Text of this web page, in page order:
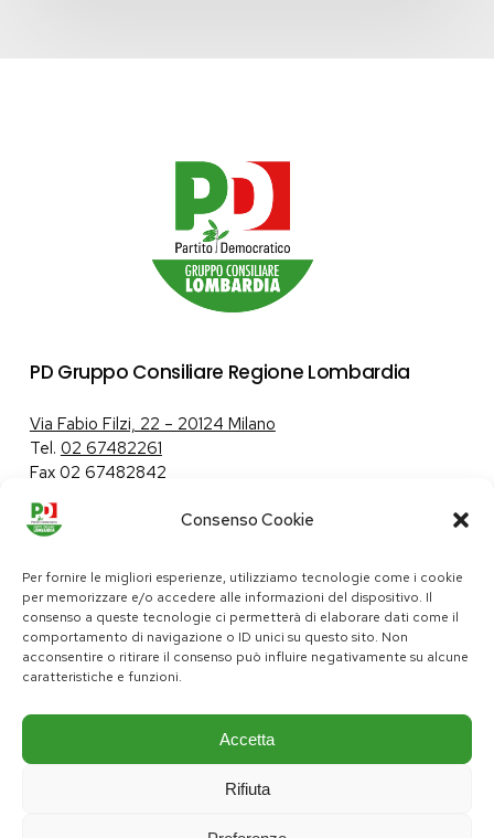
Consenso Cookie
Per fornire le migliori esperienze, utilizziamo tecnologie come i cookie
per memorizzare e/o accedere alle informazioni del dispositivo. Il
consenso a queste tecnologie ci permetterà di elaborare dati come il
comportamento di navigazione o ID unici su questo sito. Non
acconsentire o ritirare il consenso può influire negativamente su alcune
caratteristiche e funzioni.
Accetta
Rifiuta
PD Gruppo Consiliare Regione Lombardia
Via Fabio Filzi, 22 – 20124 Milano
Tel. 02 67482261
Fax 02 67482842
Tutela dei dati personali|Politica sui cookie
pd@consiglio.regione.lombardia.it
ufficiostampa.pd@consiglio.regione.lombardia.it
Pagine Facebook Gruppo Consiliare PD LombardiaPagina Messenger Gruppo Consiliare PD LombardiaPagina Instagram Gruppo PD LombardiaPagina Youtube Gruppo PD Lombardia